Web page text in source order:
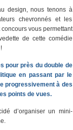
design, nous tenons à
chevronnés et les
vous permettant
de cette comédie
pour près du double de
en passant par le
progressivement à des
points de vues.
d’organiser un mini-